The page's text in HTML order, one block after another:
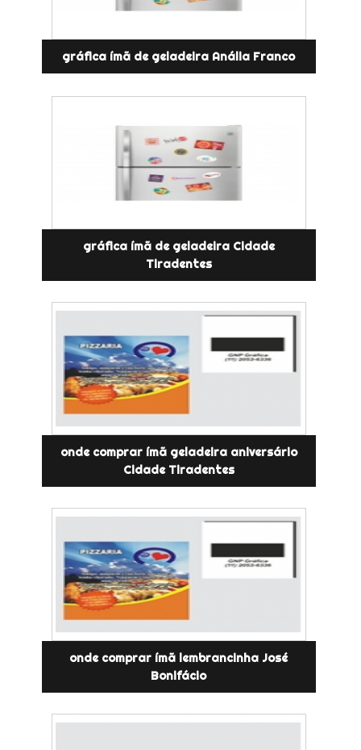
gráfica ímã de geladeira Anália Franco
gráfica ímã de geladeira Cidade
Tiradentes
onde comprar ímã geladeira aniversário
Cidade Tiradentes
onde comprar ímã lembrancinha José
Bonifácio